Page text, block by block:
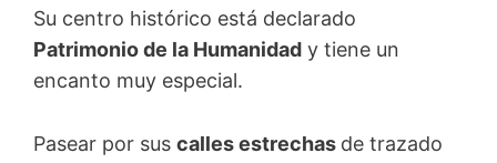
Su centro histórico está declarado
Patrimonio de la Humanidad y tiene un
encanto muy especial.
Pasear por sus calles estrechas de trazado